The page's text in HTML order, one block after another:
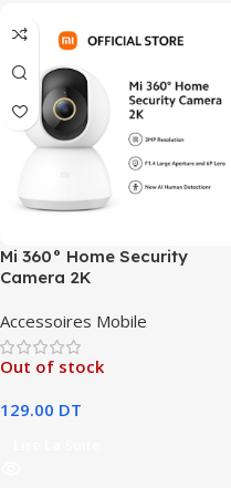
Mi 360° Home Security
Camera 2K
Accessoires Mobile
Out of stock
129.00 DT